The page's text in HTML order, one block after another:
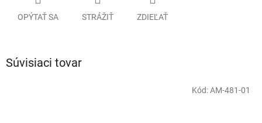
OPÝTAŤ SA STRÁŽIŤ ZDIEĽAŤ
Súvisiaci tovar
Kód:AM-481-01